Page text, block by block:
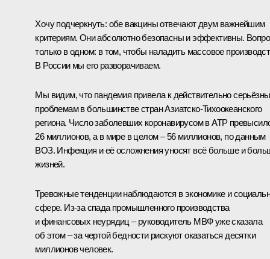
Хочу подчеркнуть: обе вакцины отвечают двум важнейшим
критериям. Они абсолютно безопасны и эффективны.
только в одном: в том, чтобы наладить массовое
В России мы его разворачиваем.
Мы видим, что пандемия привела к действительно
проблемам в большинстве стран Азиатско-Тихоокеанского
региона. Число заболевших коронавирусом в АТР
26 миллионов, а в мире в целом – 56 миллионов, по данным
ВОЗ. Инфекция и её осложнения уносят всё больше и
жизней.
Тревожные тенденции наблюдаются в экономике и
сфере. Из-за спада промышленного производства
и финансовых неурядиц – руководитель МВФ уже сказала
об этом – за чертой бедности рискуют оказаться десятки
миллионов человек.